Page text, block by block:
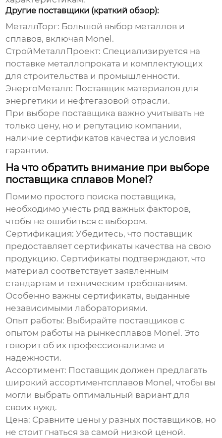
Другие поставщики (краткий обзор):
МеталлТорг: Большой выбор металлов и
сплавов, включая Monel.
СтройМеталлПроект: Специализируется на
поставке металлопроката и комплектующих
для строительства и промышленности.
ЭнергоМеталл: Поставщик материалов для
энергетики и нефтегазовой отрасли.
При выборе поставщика важно учитывать не
только цену, но и репутацию компании,
наличие сертификатов качества и условия
гарантии.
На что обратить внимание при выборе
поставщика сплавов Monel?
Помимо простого поиска поставщика,
необходимо учесть ряд важных факторов,
чтобы не ошибиться с выбором.
Сертификация: Убедитесь, что поставщик
предоставляет сертификаты качества на свою
продукцию. Сертификаты подтверждают, что
материал соответствует заявленным
стандартам и техническим требованиям.
Особенно важны сертификаты, выданные
независимыми лабораториями.
Опыт работы: Выбирайте поставщиков с
опытом работы на рынкесплавов Monel . Это
говорит об их профессионализме и
надежности.
Ассортимент: Поставщик должен предлагать
широкий ассортиментсплавов Monel , чтобы вы
могли выбрать оптимальный вариант для
своих нужд.
Цена: Сравните цены у разных поставщиков, но
не стоит гнаться за самой низкой ценой.